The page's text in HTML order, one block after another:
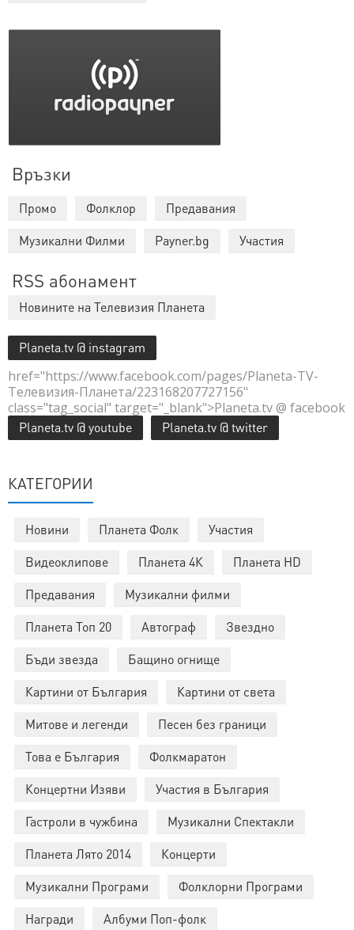
Връзки
Промо Фолклор
Предавания
Музикални Филми
Payner.bg Участия
RSS абонамент
Новините на Телевизия Планета
Planeta.tv @ instagram
href="https://www.facebook.com/pages/Planeta-TV-
Телевизия-Планета/223168207727156"
class="tag_social" target="_blank">Planeta.tv @ facebook
Planeta.tv @ youtube Planeta.tv @ twitter
КАТЕГОРИИ
Новини Планета Фолк
Участия
Видеоклипове
Планета 4К
Планета HD
Предавания
Музикални филми
Планета Топ 20
Автограф
Звездно
Бъди звезда
Бащино огнище
Картини от България
Картини от света
Митове и легенди
Песен без граници
Това е България
Фолкмаратон
Концертни Изяви
Участия в България
Гастроли в чужбина
Музикални Спектакли
Планета Лято 2014
Концерти
Музикални Програми
Фолклорни Програми
Награди
Албуми Поп-фолк